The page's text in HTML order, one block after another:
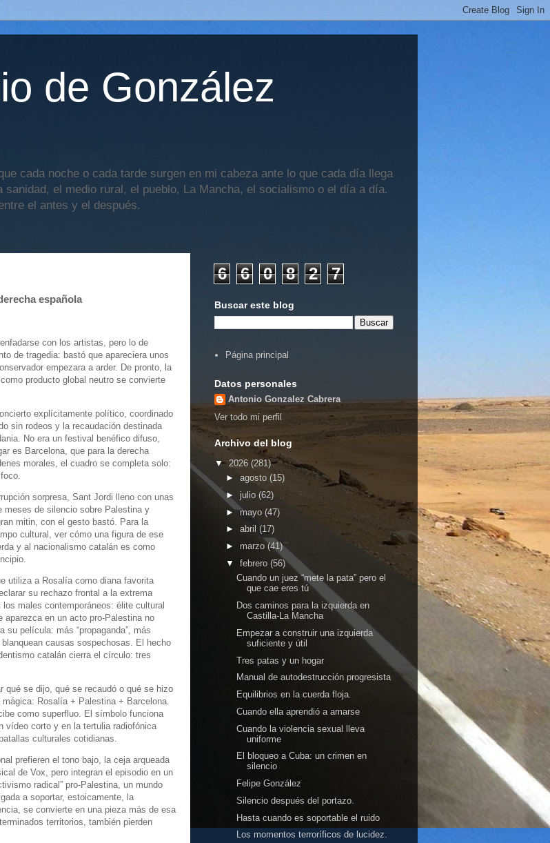
de González
cada noche o cada tarde surgen en mi cabeza ante lo que cada día llega
el medio rural, el pueblo, La Mancha, el socialismo o el día a día.
el antes y el después.
española
con los artistas, pero lo de
de tragedia: bastó que apareciera unos
empezara a arder. De pronto, la
producto global neutro se convierte
explícitamente político, coordinado
sin rodeos y la recaudación destinada
No era un festival benéfico difuso,
es Barcelona, que para la derecha
morales, el cuadro se completa solo:
sorpresa, Sant Jordi lleno con unas
meses de silencio sobre Palestina y
mitin, con el gesto bastó. Para la
cultural, ver cómo una figura de ese
y al nacionalismo catalán es como
utiliza a Rosalía como diana favorita
su rechazo frontal a la extrema
males contemporáneos: élite cultural
en un acto pro-Palestina no
su película: más “propaganda”, más
causas sospechosas. El hecho
catalán cierra el círculo: tres
qué se dijo, qué se recaudó o qué se hizo
Rosalía + Palestina + Barcelona.
como superfluo. El símbolo funciona
vídeo corto y en la tertulia radiofónica
culturales cotidianas.
prefieren el tono bajo, la ceja arqueada
de Vox, pero integran el episodio en un
radical” pro-Palestina, un mundo
a soportar, estoicamente, la
se convierte en una pieza más de esa
territorios, también pierden
6 6 0 8 2 7
Buscar este blog
Página principal
Datos personales
Antonio Gonzalez Cabrera
Ver todo mi perfil
Archivo del blog
▼ 2026 (281)
► agosto (15)
► julio (62)
►mayo (47)
► abril (17)
► marzo (41)
▼ febrero (56)
Cuando un juez “mete la pata” pero el
que cae eres tú
Dos caminos para la izquierda en
Castilla-La Mancha
Empezar a construir una izquierda
suficiente y útil
Tres patas y un hogar
Manual de autodestrucción progresista
Equilibrios en la cuerda floja.
Cuando ella aprendió a amarse
Cuando la violencia sexual lleva
uniforme
El bloqueo a Cuba: un crimen en
silencio
Felipe González
Silencio después del portazo.
Hasta cuando es soportable el ruido
Los momentos terroríficos de lucidez.